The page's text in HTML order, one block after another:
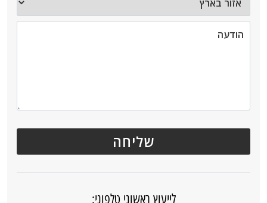
לייעוץ ראשוני טלפוני: